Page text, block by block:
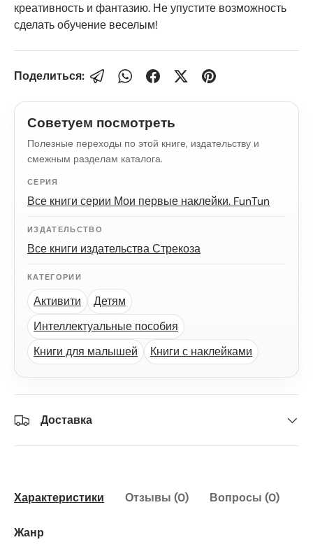
креативность и фантазию. Не упустите возможность
сделать обучение веселым!
Поделиться:
Советуем посмотреть
Полезные переходы по этой книге, издательству и
смежным разделам каталога.
СЕРИЯ
Все книги серии Мои первые наклейки. FunTun
ИЗДАТЕЛЬСТВО
Все книги издательства Стрекоза
КАТЕГОРИИ
Активити
Детям
Интеллектуальные пособия
Книги для малышей
Книги с наклейками
Доставка
Характеристики Отзывы (0) Вопросы (0)
Жанр